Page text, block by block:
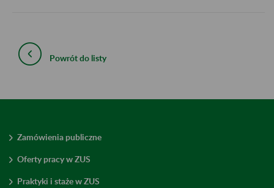
Powrót do listy
Zamówienia publiczne
Oferty pracy w ZUS
Praktyki i staże w ZUS